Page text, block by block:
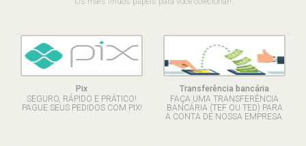
Pix
SEGURO, RÁPIDO E PRÁTICO!
PAGUE SEUS PEDIDOS COM PIX!
Transferência bancária
FAÇA UMA TRANSFERÊNCIA
BANCÁRIA (TEF OU TED) PARA
A CONTA DE NOSSA EMPRESA.